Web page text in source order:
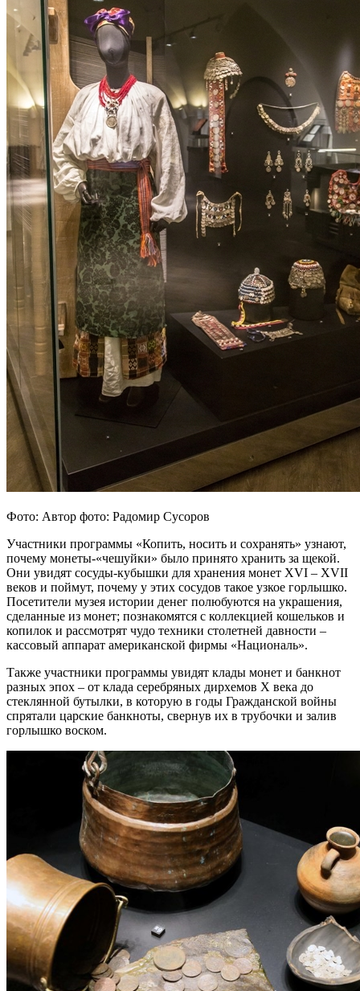
Фото: Автор фото: Радомир Сусоров
Участники программы «Копить, носить и сохранять» узнают,
почему монеты-«чешуйки» было принято хранить за щекой.
Они увидят сосуды-кубышки для хранения монет XVI – XVII
веков и поймут, почему у этих сосудов такое узкое горлышко.
Посетители музея истории денег полюбуются на украшения,
сделанные из монет; познакомятся с коллекцией кошельков и
копилок и рассмотрят чудо техники столетней давности –
кассовый аппарат американской фирмы «Националь».
Также участники программы увидят клады монет и банкнот
разных эпох – от клада серебряных дирхемов X века до
стеклянной бутылки, в которую в годы Гражданской войны
спрятали царские банкноты, свернув их в трубочки и залив
горлышко воском.